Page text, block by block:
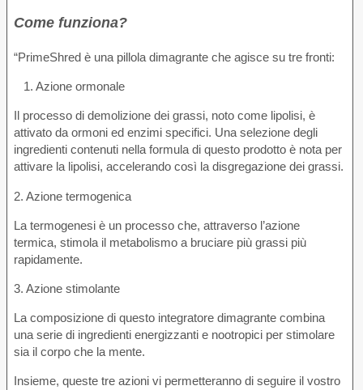
Come funziona?
“PrimeShred è una pillola dimagrante che agisce su tre fronti:
1. Azione ormonale
Il processo di demolizione dei grassi, noto come lipolisi, è
attivato da ormoni ed enzimi specifici. Una selezione degli
ingredienti contenuti nella formula di questo prodotto è nota per
attivare la lipolisi, accelerando così la disgregazione dei grassi.
2. Azione termogenica
La termogenesi è un processo che, attraverso l’azione
termica, stimola il metabolismo a bruciare più grassi più
rapidamente.
3. Azione stimolante
La composizione di questo integratore dimagrante combina
una serie di ingredienti energizzanti e nootropici per stimolare
sia il corpo che la mente.
Insieme, queste tre azioni vi permetteranno di seguire il vostro